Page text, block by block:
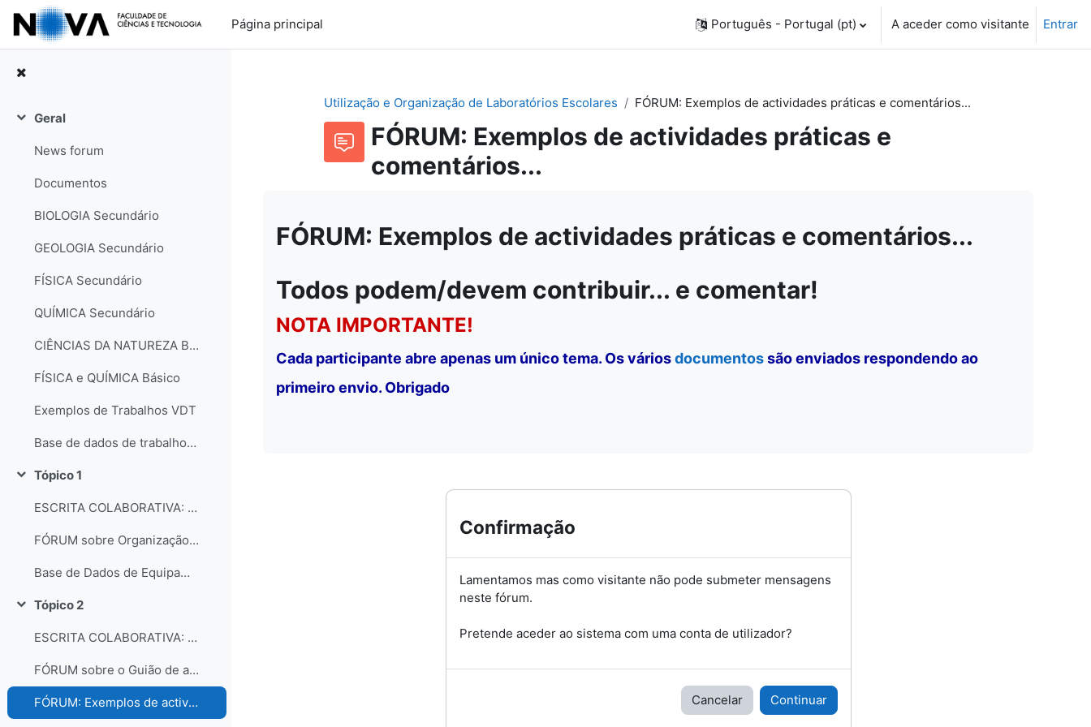
Ir para o conteúdo principal
Página principal
Português - Portugal ‎(pt)‎ A aceder como visitante Entrar
Contrair
Geral
News forum
Documentos
BIOLOGIA Secundário
GEOLOGIA Secundário
FÍSICA Secundário
QUÍMICA Secundário
CIÊNCIAS DA NATUREZA Básico
FÍSICA e QUÍMICA Básico
Exemplos de Trabalhos VDT
Base de dados de trabalhos dos participantes do curso
Contrair
Tópico 1
ESCRITA COLABORATIVA: Organização dos laboratórios
FÓRUM sobre Organização e gestão dos laboratórios escolares
Base de Dados de Equipamentos e Consumíveis dos Laboratórios
Contrair
Tópico 2
ESCRITA COLABORATIVA: Guião de Actividade Prática
FÓRUM sobre o Guião de actividades práticas
FÓRUM: Exemplos de actividades práticas e comentários...
Utilização e Organização de Laboratórios Escolares FÓRUM: Exemplos de actividades práticas e comentários...
FÓRUM: Exemplos de actividades práticas e
comentários...
FÓRUM: Exemplos de actividades práticas e comentários...
Todos podem/devem contribuir... e comentar!
NOTA IMPORTANTE!
Cada participante abre apenas um único tema. Os váriosdocumentossão enviados respondendo ao
primeiro envio. Obrigado
Confirmação
Lamentamos mas como visitante não pode submeter mensagens
neste fórum.
Pretende aceder ao sistema com uma conta de utilizador?
Cancelar Continuar